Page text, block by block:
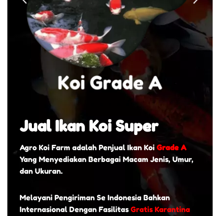
Jual Ikan Koi Super
Agro Koi Farm adalah Penjual Ikan Koi Grade A
Yang Menyediakan Berbagai Macam Jenis, Umur,
dan Ukuran.
Melayani Pengiriman Se Indonesia Bahkan
Internasional Dengan Fasilitas Gratis Karantina